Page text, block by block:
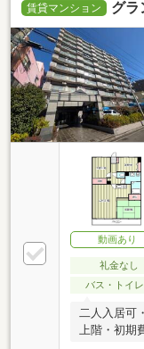
賃貸マンション グラ
動画あり
礼金なし
バス・トイ
二人入居可
上階・初期